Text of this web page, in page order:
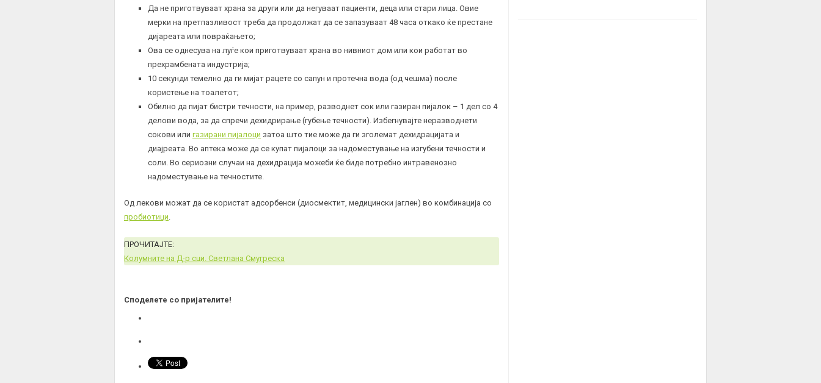
Да не приготвуваат храна за други или да негуваат пациенти, деца или стари лица. Овие
мерки на претпазливост треба да продолжат да се запазуваат 48 часа откако ќе престане
дијареата или повраќањето;
Ова се однесува на луѓе кои приготвуваат храна во нивниот дом или кои работат во
прехрамбената индустрија;
10 секунди темелно да ги мијат рацете со сапун и протечна вода (од чешма) после
користење на тоалетот;
Обилно да пијат бистри течности, на пример, разводнет сок или газиран пијалок – 1 дел со 4
делови вода, за да спречи дехидрирање (губење течности). Избегнувајте неразводнети
сокови или газирани пијалоци затоа што тие може да ги зголемат дехидрацијата и
диајреата. Во аптека може да се купат пијалоци за надоместување на изгубени течности и
соли. Во сериозни случаи на дехидрација можеби ќе биде потребно интравенозно
надоместување на течностите.
Од лекови можат да се користат адсорбенси (диосмектит, медицински јаглен) во комбинација со
пробиотици
ПРОЧИТАЈТЕ:
Колумните на Д-р сци. Светлана Смугреска
Споделете со пријателите!